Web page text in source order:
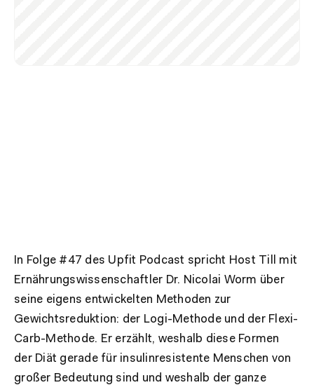
In Folge #47 des Upfit Podcast spricht Host Till mit
Ernährungswissenschaftler Dr. Nicolai Worm über
seine eigens entwickelten Methoden zur
Gewichtsreduktion: der Logi-Methode und der Flexi-
Carb-Methode. Er erzählt, weshalb diese Formen
der Diät gerade für insulinresistente Menschen von
großer Bedeutung sind und weshalb der ganze